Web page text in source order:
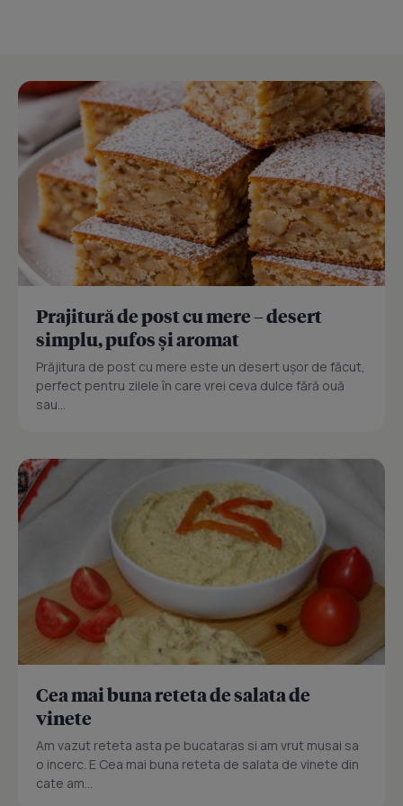
Prajitură de post cu mere – desert
simplu, pufos și aromat
Prăjitura de post cu mere este un desert ușor de făcut,
perfect pentru zilele în care vrei ceva dulce fără ouă
sau...
Cea mai buna reteta de salata de
vinete
Am vazut reteta asta pe bucataras si am vrut musai sa
o incerc. E Cea mai buna reteta de salata de vinete din
cate am...